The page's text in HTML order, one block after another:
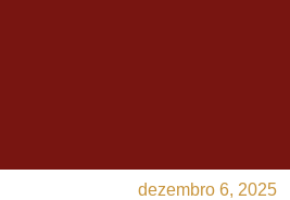
dezembro 6, 2025